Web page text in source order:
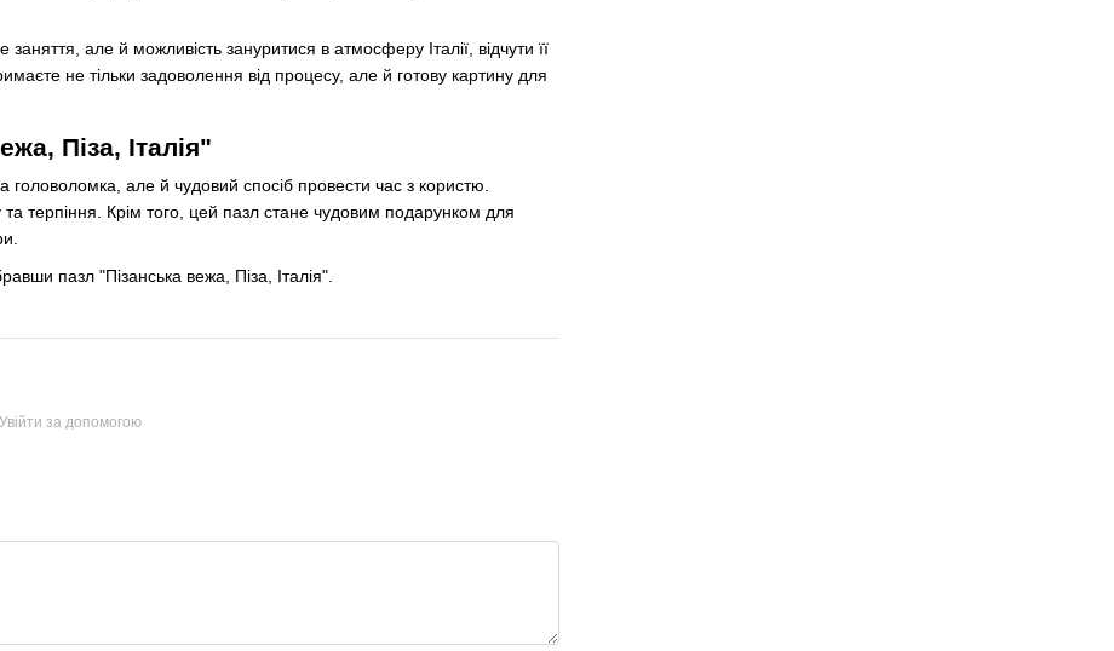
але й можливість зануритися в атмосферу Італії, відчути її
не тільки задоволення від процесу, але й готову картину для
Піза, Італія"
головоломка, але й чудовий спосіб провести час з користю.
терпіння. Крім того, цей пазл стане чудовим подарунком для
пазл "Пізанська вежа, Піза, Італія".
Увійти за допомогою